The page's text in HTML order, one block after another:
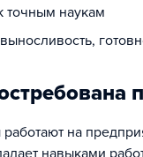
точным наукам
на
навыками